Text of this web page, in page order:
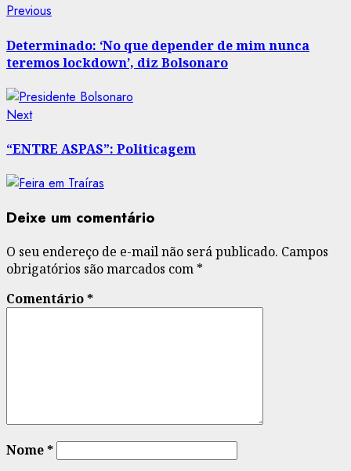
Post
navigation
Previous
Determinado: ‘No que depender de mim nunca
teremos lockdown’, diz Bolsonaro
NextNext
“ENTRE ASPAS”: Politicagem
Deixe um comentário
O seu endereço de e-mail não será publicado. Campos
obrigatórios são marcados com *
Comentário*
Nome*